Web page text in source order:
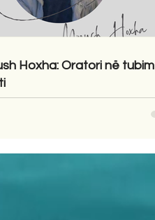
Hoxha: Oratori në tubim